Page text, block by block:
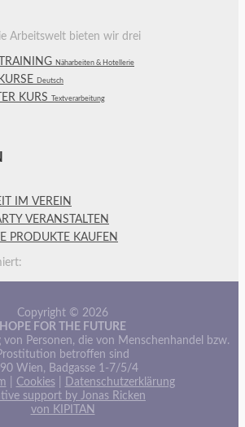
Arbeitswelt bieten wir drei
Näharbeiten & Hotellerie
Deutsch
KURS Textverarbeitung
IM VEREIN
VERANSTALTEN
PRODUKTE KAUFEN
Copyright © 2026
HOPE FOR THE FUTURE
von Personen, die von Menschenhandel bzw.
betroffen sind
Wien, Badgasse 1-7/5/4
Cookies|
Datenschutzerklärung
support by Jonas Ricken
von KIPITAN